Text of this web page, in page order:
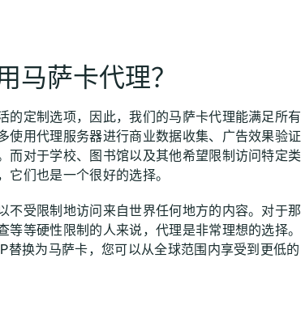
马萨卡代理？
的定制选项，因此，我们的马萨卡代理能满足所有
使用代理服务器进行商业数据收集、广告效果验证
而对于学校、图书馆以及其他希望限制访问特定类
它们也是一个很好的选择。
不受限制地访问来自世界任何地方的内容。对于那
等等硬性限制的人来说，代理是非常理想的选择。
替换为马萨卡，您可以从全球范围内享受到更低的